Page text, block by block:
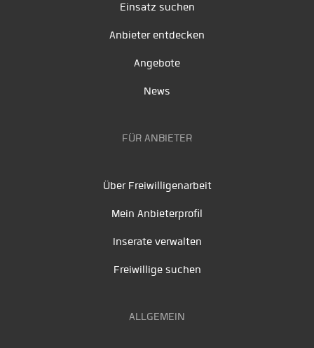
Einsatz suchen
Anbieter entdecken
Angebote
News
FÜR ANBIETER
Über Freiwilligenarbeit
Mein Anbieterprofil
Inserate verwalten
Freiwillige suchen
ALLGEMEIN